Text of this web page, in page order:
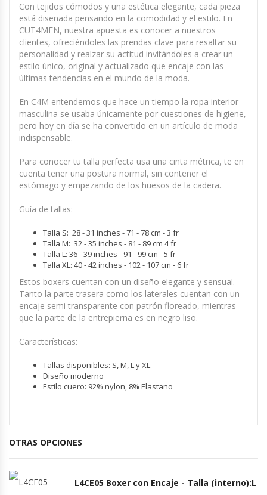
Con tejidos cómodos y una estética elegante, cada pieza
está diseñada pensando en la comodidad y el estilo. En
CUT4MEN, nuestra apuesta es conocer a nuestros
clientes, ofreciéndoles las prendas clave para resaltar su
personalidad y realzar su actitud invitándoles a crear un
estilo único, original y actualizado que encaje con las
últimas tendencias en el mundo de la moda.
En C4M entendemos que hace un tiempo la ropa interior
masculina se usaba únicamente por cuestiones de higiene,
pero hoy en día se ha convertido en un artículo de moda
indispensable.
Para conocer tu talla perfecta usa una cinta métrica, te en
cuenta tener una postura normal, sin contener el
estómago y empezando de los huesos de la cadera.
Guía de tallas:
Talla S: 28 - 31 inches - 71 - 78 cm - 3 fr
Talla M: 32 - 35 inches - 81 - 89 cm 4 fr
Talla L: 36 - 39 inches - 91 - 99 cm - 5 fr
Talla XL: 40 - 42 inches - 102 - 107 cm - 6 fr
Estos boxers cuentan con un diseño elegante y sensual.
Tanto la parte trasera como los laterales cuentan con un
encaje semi transparente con patrón floreado, mientras
que la parte de la entrepierna es en negro liso.
Características:
Tallas disponibles: S, M, L y XL
Diseño moderno
Estilo cuero: 92% nylon, 8% Elastano
OTRAS OPCIONES
L4CE05 Boxer con Encaje - Talla (interno):L